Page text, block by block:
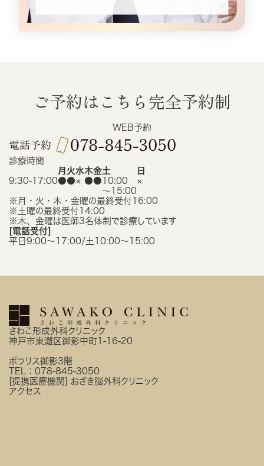
ご予約はこちら 完全予約制
WEB予約
診療時間
月 火水木金土
日
9:30-17:00●●× ●● 10:00
〜15:00
×
※月・火・木・金曜の最終受付16:00
※土曜の最終受付14:00
※木、金曜は医師3名体制で診療しています
[電話受付]
平日9:00〜17:00/土10:00〜15:00
さわこ形成外科クリニック
神戸市東灘区御影中町1-16-20
ポラリス御影3階
TEL： 078-845-3050
[提携医療機関] おざき脳外科クリニック
アクセス